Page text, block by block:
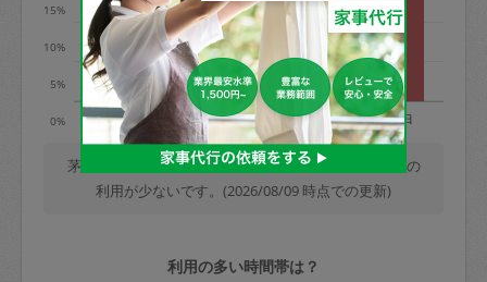
金曜日9時～土曜日8時まで＝依頼金額の
100%
土曜日8時〜実施時間＝依頼金額の100%
＋交通費全額
依頼者不在による当日キャンセル＝依頼
金額の100%＋交通費全額
定期契約をキャンセルする場合、毎週定
0%
5%
10%
15%
月 水 木 金 土 日
茅ヶ崎市では、毎週日曜日の利用が最も多く、水曜日の
利用が少ないです。(2026/08/09 時点での更新)
利用の多い時間帯は？